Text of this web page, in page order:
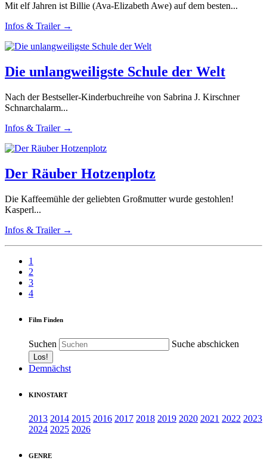
Mit elf Jahren ist Billie (Ava-Elizabeth Awe) auf dem besten...
Infos & Trailer →
Die unlangweiligste Schule der Welt
Nach der Bestseller-Kinderbuchreihe von Sabrina J. Kirschner
Schnarchalarm...
Infos & Trailer →
Der Räuber Hotzenplotz
Die Kaffeemühle der geliebten Großmutter wurde gestohlen!
Kasperl...
Infos & Trailer →
1
2
3
4
Film Finden
Suchen Suche abschicken
Demnächst
KINOSTART
2013 2014 2015 2016 2017 2018 2019 2020 2021 2022 2023
2024 2025 2026
GENRE